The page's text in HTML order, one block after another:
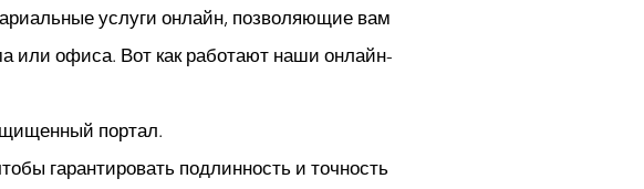
услуги онлайн, позволяющие вам
или офиса. Вот как работают наши онлайн-
портал.
гарантировать подлинность и точность